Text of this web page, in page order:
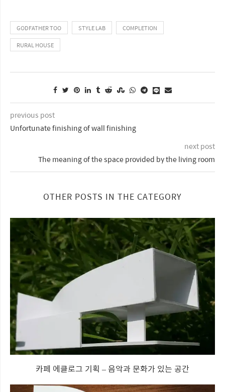
GODFATHER TOO STYLE LAB
COMPLETION
RURAL HOUSE
previous post
Unfortunate finishing of wall finishing
next post
The meaning of the space provided by the living room
OTHER POSTS IN THE CATEGORY
카페 에클로그 기획 – 음악과 문화가 있는 공간